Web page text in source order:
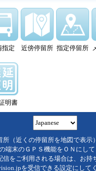
指定 近傍停留所 指定停留所
明書
所（近くの停留所を地図で表示
端末のＧＰＳ機能をＯＮにして
信をご利用される場合は、お持
を受信できる設定にしてく